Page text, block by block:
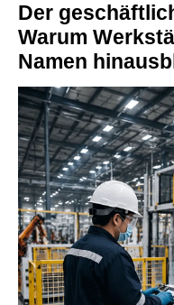
Der
Warum
Namen